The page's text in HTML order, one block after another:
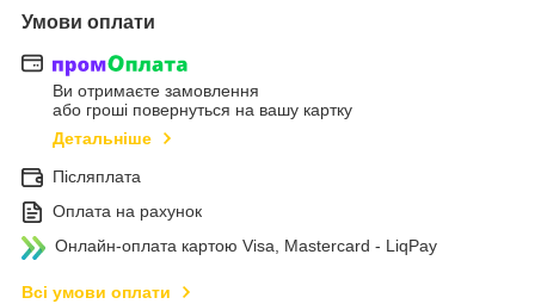
Умови оплати
Ви отримаєте замовлення
або гроші повернуться на вашу картку
Детальніше
Післяплата
Оплата на рахунок
Онлайн-оплата картою Visa, Mastercard - LiqPay
Всі умови оплати